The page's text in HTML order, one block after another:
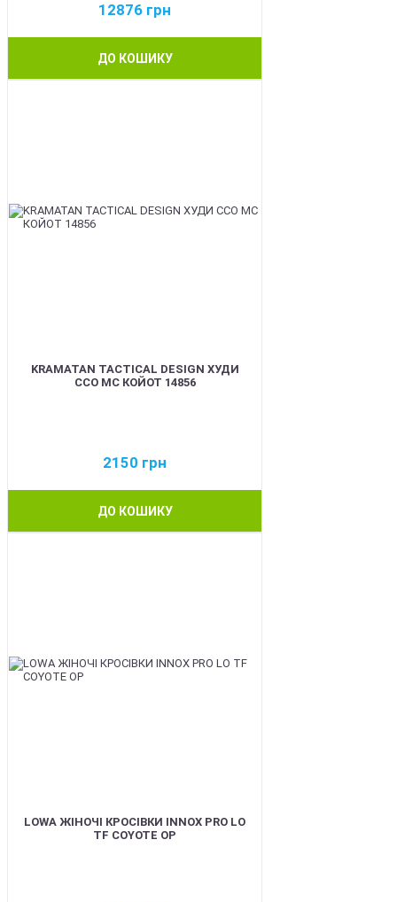
12876 грн
ДО КОШИКУ
KRAMATAN TACTICAL DESIGN ХУДИ
ССО МС КОЙОТ 14856
2150 грн
ДО КОШИКУ
LOWA ЖІНОЧІ КРОСІВКИ INNOX PRO LO
TF COYOTE OP